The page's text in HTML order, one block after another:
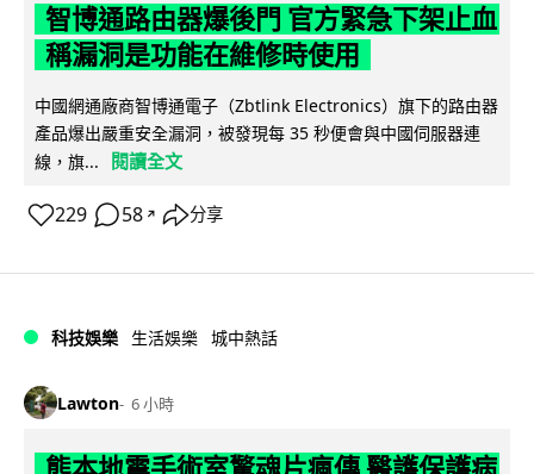
智博通路由器爆後門 官方緊急下架止血
稱漏洞是功能在維修時使用
中國網通廠商智博通電子（Zbtlink Electronics）旗下的路由器
產品爆出嚴重安全漏洞，被發現每 35 秒便會與中國伺服器連
線，旗...
閱讀全文
229 58 ↗ 分享
科技娛樂 生活娛樂 城中熱話
Lawton 6 小時